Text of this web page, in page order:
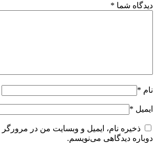
دیدگاه شما *
نام *
ایمیل *
ذخیره نام، ایمیل و وبسایت من در مرورگر
دوباره دیدگاهی می‌نویسم.